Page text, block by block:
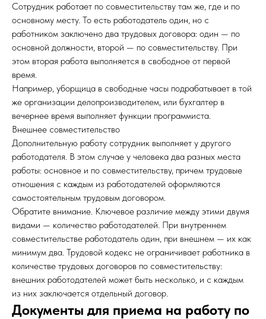
Сотрудник работает по совместительству там же, где и по
основному месту. То есть работодатель один, но с
работником заключено два трудовых договора: один — по
основной должности, второй — по совместительству. При
этом вторая работа выполняется в свободное от первой
время.
Например, уборщица в свободные часы подрабатывает в той
же организации делопроизводителем, или бухгалтер в
вечернее время выполняет функции программиста.
Внешнее совместительство
Дополнительную работу сотрудник выполняет у другого
работодателя. В этом случае у человека два разных места
работы: основное и по совместительству, причем трудовые
отношения с каждым из работодателей оформляются
самостоятельным трудовым договором.
Обратите внимание. Ключевое различие между этими двумя
видами — количество работодателей. При внутреннем
совместительстве работодатель один, при внешнем — их как
минимум два. Трудовой кодекс не ограничивает работника в
количестве трудовых договоров по совместительству:
внешних работодателей может быть несколько, и с каждым
из них заключается отдельный договор.
Документы для приема на работу по